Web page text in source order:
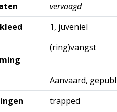
vervaagd
1, juveniel
(ring)vangst
Aanvaard,
trapped